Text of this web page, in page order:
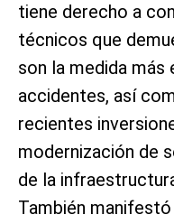
tiene derecho a
técnicos que
son la medida más
accidentes, así
recientes
modernización de
de la
También